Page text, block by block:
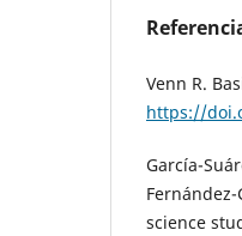
Venn R.
https://
García-
science